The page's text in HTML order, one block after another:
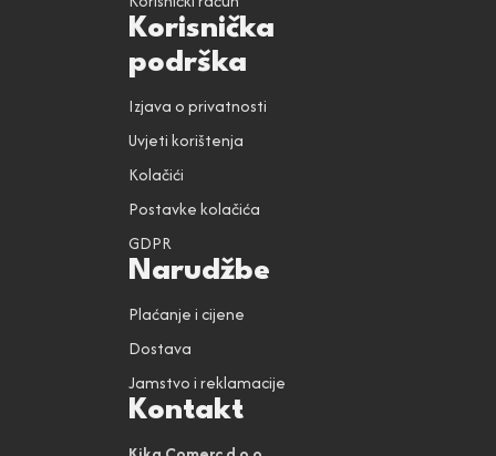
Korisnička
podrška
Izjava o privatnosti
Uvjeti korištenja
Kolačići
Postavke kolačića
GDPR
Narudžbe
Plaćanje i cijene
Dostava
Jamstvo i reklamacije
Kontakt